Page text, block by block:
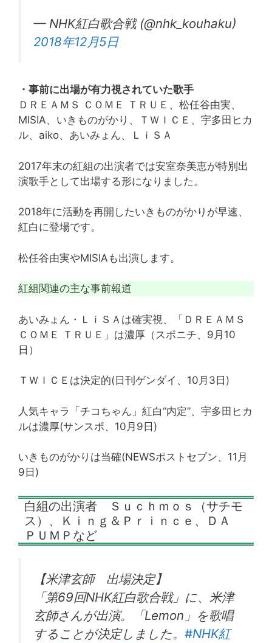
— NHK紅白歌合戦 (@nhk_kouhaku)
2018年12月5日
・事前に出場が有力視されていた歌手
ＤＲＥＡＭＳ ＣＯＭＥ ＴＲＵＥ、松任谷由実、
MISIA、いきものがかり、ＴＷＩＣＥ、宇多田ヒカ
ル、aiko、あいみょん、ＬｉＳＡ
2017年末の紅組の出演者では安室奈美恵が特別出
演歌手として出場する形になりました。
2018年に活動を再開したいきものがかりが早速、
紅白に登場です。
松任谷由実やMISIAも出演します。
紅組関連の主な事前報道
あいみょん・ＬｉＳＡは確実視、「ＤＲＥＡＭＳ
ＣＯＭＥ ＴＲＵＥ」は濃厚（スポニチ、9月10
日）
ＴＷＩＣＥは決定的(日刊ゲンダイ、10月3日)
人気キャラ「チコちゃん」紅白“内定”、宇多田ヒカ
ルは濃厚(サンスポ、10月9日)
いきものがかりは当確(NEWSポストセブン、11月
9日)
白組の出演者 Ｓｕｃｈｍｏｓ（サチモ
ス）、Ｋｉｎｇ＆Ｐｒｉｎｃｅ、ＤＡ
ＰＵＭＰなど
【米津玄師 出場決定】
「第69回NHK紅白歌合戦」に、米津
玄師さんが出演。「Lemon」を歌唱
することが決定しました。 #NHK紅